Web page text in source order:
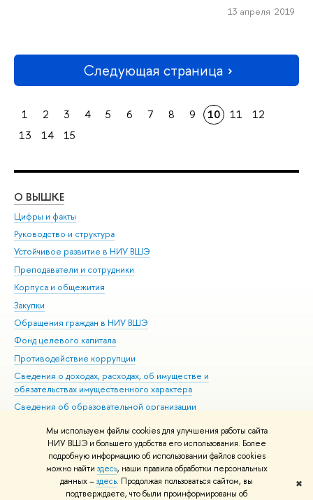
Мы используем файлы cookies для улучшения работы сайта
НИУ ВШЭ и большего удобства его использования. Более
подробную информацию об использовании файлов cookies
можно найти здесь, наши правила обработки персональных
данных –здесь. Продолжая пользоваться сайтом, вы
подтверждаете, что были проинформированы об
✖
13 апреля 2019
Следующая страница
1 2 3 4 5 6 7 8 9 10 11
12
13
14 15
О ВЫШКЕ
Цифры и факты
Руководство и структура
Устойчивое развитие в НИУ ВШЭ
Преподаватели и сотрудники
Корпуса и общежития
Закупки
Обращения граждан в НИУ ВШЭ
Фонд целевого капитала
Противодействие коррупции
Сведения о доходах, расходах, об имуществе и
обязательствах имущественного характера
Сведения об образовательной организации
Людям с ограниченными возможностями здоровья
Единая платежная страница
Работа в Вышке